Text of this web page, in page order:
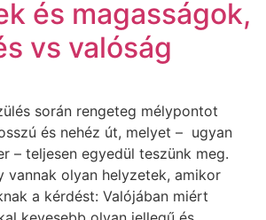
és magasságok,
vs valóság
során rengeteg mélypontot
és nehéz út, melyet – ugyan
– teljesen egyedül teszünk meg.
vannak olyan helyzetek, amikor
a kérdést: Valójában miért